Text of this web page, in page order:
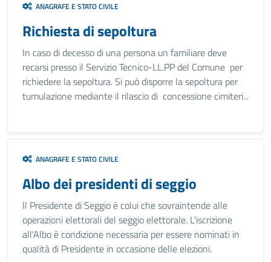
ANAGRAFE E STATO CIVILE
Richiesta di sepoltura
In caso di decesso di una persona un familiare deve
recarsi presso il Servizio Tecnico-LL.PP del Comune per
richiedere la sepoltura. Si può disporre la sepoltura per
tumulazione mediante il rilascio di concessione cimiteri...
ANAGRAFE E STATO CIVILE
Albo dei presidenti di seggio
Il Presidente di Seggio è colui che sovraintende alle
operazioni elettorali del seggio elettorale. L'iscrizione
all'Albo è condizione necessaria per essere nominati in
qualità di Presidente in occasione delle elezioni.